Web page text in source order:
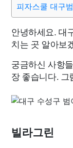
피자스쿨 대구
안녕하세요. 대
치는 곳 알아보
궁금하신 사항
장 좋습니다.
빌라그린